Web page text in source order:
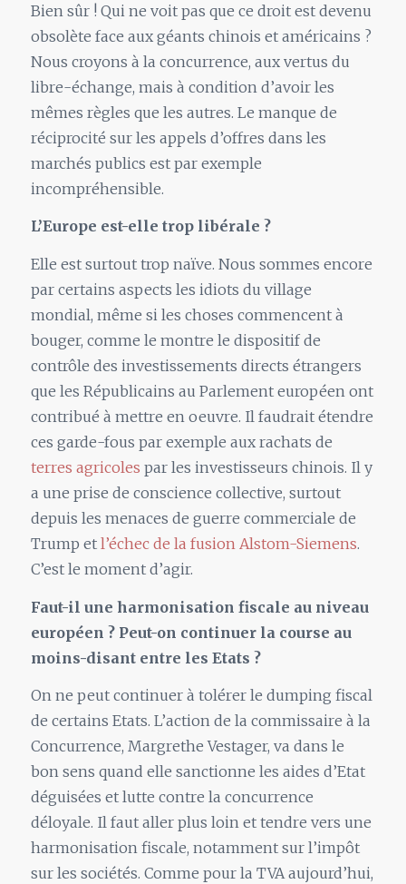
Bien sûr ! Qui ne voit pas que ce droit est devenu
obsolète face aux géants chinois et américains ?
Nous croyons à la concurrence, aux vertus du
libre-échange, mais à condition d’avoir les
mêmes règles que les autres. Le manque de
réciprocité sur les appels d’offres dans les
marchés publics est par exemple
incompréhensible.
L’Europe est-elle trop libérale ?
Elle est surtout trop naïve. Nous sommes encore
par certains aspects les idiots du village
mondial, même si les choses commencent à
bouger, comme le montre le dispositif de
contrôle des investissements directs étrangers
que les Républicains au Parlement européen ont
contribué à mettre en oeuvre. Il faudrait étendre
ces garde-fous par exemple aux rachats de
terres agricoles par les investisseurs chinois. Il y
a une prise de conscience collective, surtout
depuis les menaces de guerre commerciale de
Trump et l’échec de la fusion Alstom-Siemens.
C’est le moment d’agir.
Faut-il une harmonisation fiscale au niveau
européen ? Peut-on continuer la course au
moins-disant entre les Etats ?
On ne peut continuer à tolérer le dumping fiscal
de certains Etats. L’action de la commissaire à la
Concurrence, Margrethe Vestager, va dans le
bon sens quand elle sanctionne les aides d’Etat
déguisées et lutte contre la concurrence
déloyale. Il faut aller plus loin et tendre vers une
harmonisation fiscale, notamment sur l’impôt
sur les sociétés. Comme pour la TVA aujourd’hui,